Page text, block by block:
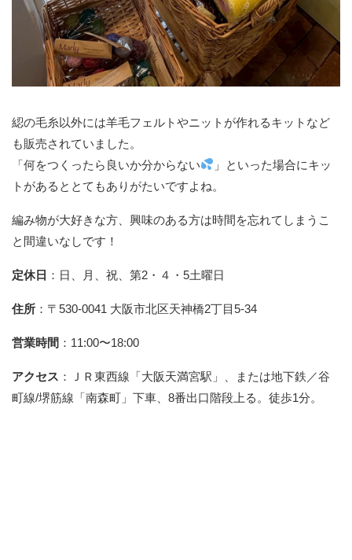
綛の毛糸以外には羊毛フェルトやニットが作れるキットなど
も販売されていました。
「何をつくったら良いか分からない
」といった場合にキッ
トがあるととてもありがたいですよね。
編み物が大好きな方、興味のある方は時間を忘れてしまうこ
と間違いなしです！
定休日 ：日、月、祝、第2・４・5土曜日
住所 ：〒530-0041 大阪市北区天神橋2丁目5-34
営業時間 ：11:00〜18:00
アクセス ：ＪＲ東西線「大阪天満宮駅」、または地下鉄／谷
町線/堺筋線「南森町」下車、8番出口階段上る。徒歩1分。